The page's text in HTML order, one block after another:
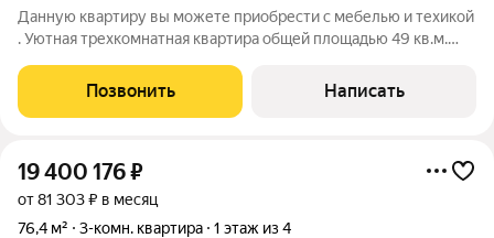
Данную квартиру вы можете приобрести c мебелью и техикой
. Уютная трехкомнатная квартира общей площадью 49 кв.м.
зеленый двор с одной стороны и с другой стороны на частный
сектор с уютными домами и
Позвонить Написать
19 400 176₽
от 81 303 ₽ в месяц
76,4 м²
3-комн. квартира 1 этаж из 4